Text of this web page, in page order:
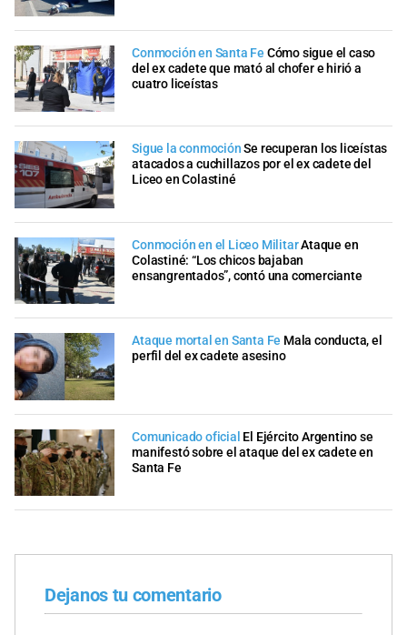
Conmoción en Santa Fe Cómo sigue el caso
del ex cadete que mató al chofer e hirió a
cuatro liceístas
Sigue la conmoción Se recuperan los liceístas
atacados a cuchillazos por el ex cadete del
Liceo en Colastiné
Conmoción en el Liceo MilitarAtaque en
Colastiné: “Los chicos bajaban
ensangrentados”, contó una comerciante
Ataque mortal en Santa Fe Mala conducta, el
perfil del ex cadete asesino
Comunicado oficial El Ejército Argentino se
manifestó sobre el ataque del ex cadete en
Santa Fe
Dejanos tu comentario